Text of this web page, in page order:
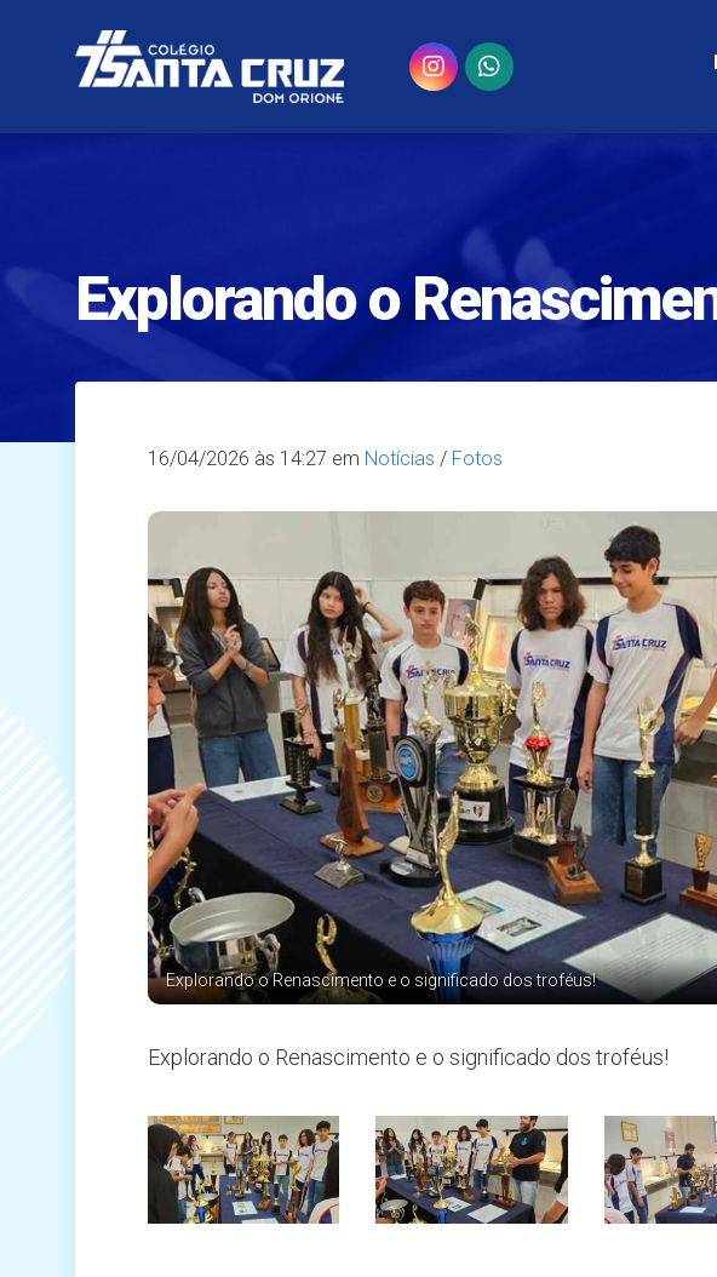
Explorando o
16/04/2026 às 14:27 em Notícias / Fotos
Explorando o Renascimento e o significado dos troféus!
Explorando o Renascimento e o significado dos troféus!